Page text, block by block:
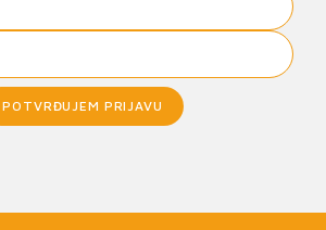
POTVRĐUJEM PRIJAVU